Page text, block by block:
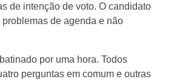
de intenção de voto. O candidato
de agenda e não
por uma hora. Todos
perguntas em comum e outras